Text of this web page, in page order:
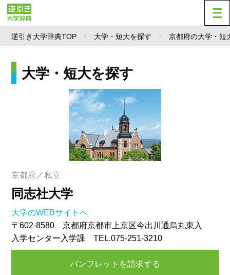
逆引き大学辞典TOP 大学・短大を探す 京都府の大学・短
大学・短大を探す
京都府／私立
同志社大学
大学のWEBサイトへ
〒602-8580 京都府京都市上京区今出川通烏丸東入
入学センター入学課 TEL.075-251-3210
パンフレットを請求する